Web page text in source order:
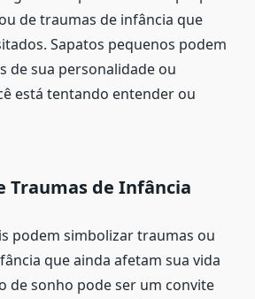
de traumas de infância que
Sapatos pequenos podem
de sua personalidade ou
está tentando entender ou
Traumas de Infância
podem simbolizar traumas ou
que ainda afetam sua vida
de sonho pode ser um convite